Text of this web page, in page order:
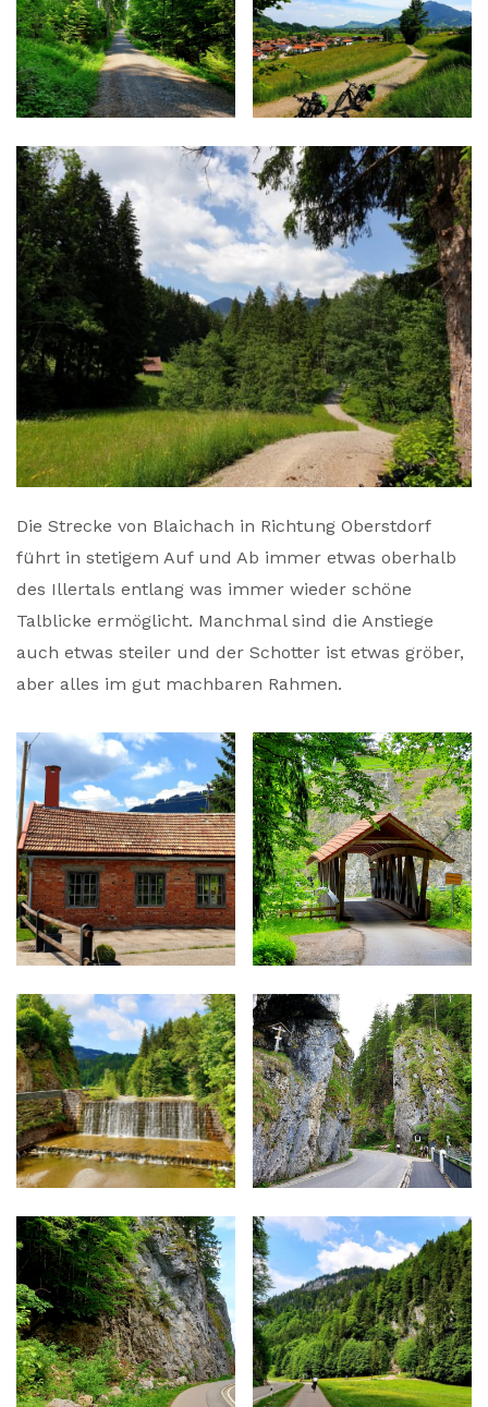
Die Strecke von Blaichach in Richtung Oberstdorf
führt in stetigem Auf und Ab immer etwas oberhalb
des Illertals entlang was immer wieder schöne
Talblicke ermöglicht. Manchmal sind die Anstiege
auch etwas steiler und der Schotter ist etwas gröber,
aber alles im gut machbaren Rahmen.